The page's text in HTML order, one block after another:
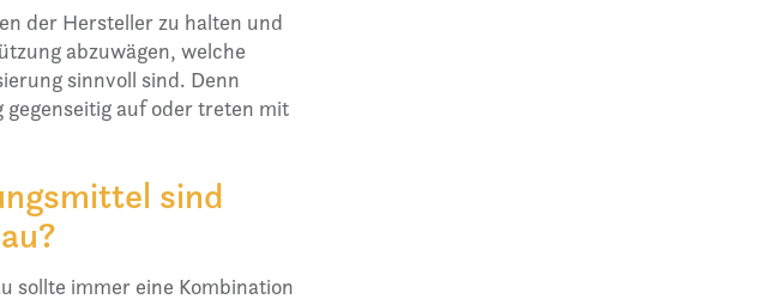
der Hersteller zu halten und
abzuwägen, welche
sinnvoll sind. Denn
auf oder treten mit
sind
sollte immer eine Kombination